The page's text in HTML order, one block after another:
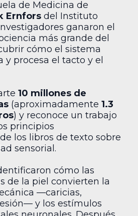
de Medicina de
Ernfors del Instituto
ganaron el
más grande del
cómo el sistema
y procesa el tacto y el
10 millones de
(aproximadamente 1.3
) y reconoce un trabajo
principios
los libros de texto sobre
sensorial.
cómo las
de la piel convierten la
—caricias,
y los estímulos